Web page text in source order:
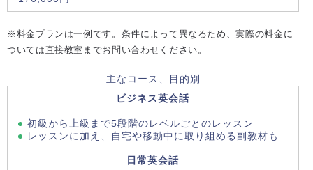
※料金プランは一例です。条件によって異なるため、実際の料金に
ついては直接教室までお問い合わせください。
主なコース、目的別
ビジネス英会話
初級から上級まで5段階のレベルごとのレッスン
レッスンに加え、自宅や移動中に取り組める副教材も
日常英会話